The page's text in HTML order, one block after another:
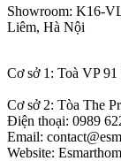
Showroom: K16-
Liêm, Hà Nội
Cơ sở 1: Toà VP
Cơ sở 2: Tòa The
Điện thoại: 0989
Email:
Website: